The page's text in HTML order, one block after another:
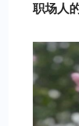
职场人